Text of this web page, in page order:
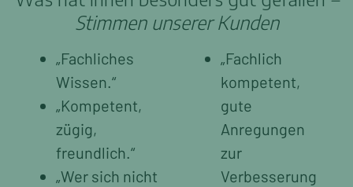
Stimmen unserer Kunden
„Fachliches
Wissen.“
„Kompetent,
zügig,
freundlich.“
„Wer sich nicht
„Fachlich
kompetent,
gute
Anregungen
zur
Verbesserung